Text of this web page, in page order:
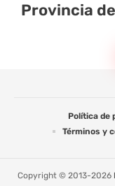
Provincia
Política de
Términos y
Copyright © 2013-2026